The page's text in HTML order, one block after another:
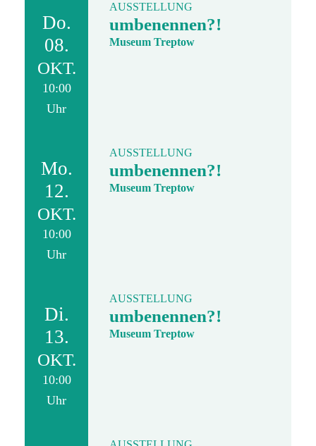
Do.
08.
OKT.
10:00
Uhr
AUSSTELLUNG
umbenennen?!
Museum Treptow
Mo.
12.
OKT.
10:00
Uhr
AUSSTELLUNG
umbenennen?!
Museum Treptow
Di.
13.
OKT.
10:00
Uhr
AUSSTELLUNG
umbenennen?!
Museum Treptow